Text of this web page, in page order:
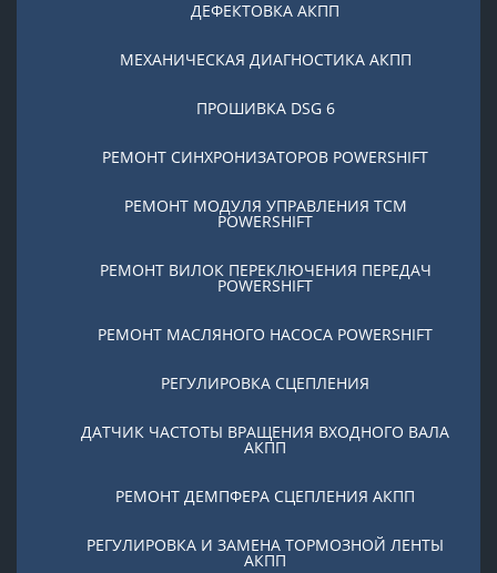
ДЕФЕКТОВКА АКПП
МЕХАНИЧЕСКАЯ ДИАГНОСТИКА АКПП
ПРОШИВКА DSG 6
РЕМОНТ СИНХРОНИЗАТОРОВ POWERSHIFT
РЕМОНТ МОДУЛЯ УПРАВЛЕНИЯ TCM
POWERSHIFT
РЕМОНТ ВИЛОК ПЕРЕКЛЮЧЕНИЯ ПЕРЕДАЧ
POWERSHIFT
РЕМОНТ МАСЛЯНОГО НАСОСА POWERSHIFT
РЕГУЛИРОВКА СЦЕПЛЕНИЯ
ДАТЧИК ЧАСТОТЫ ВРАЩЕНИЯ ВХОДНОГО ВАЛА
АКПП
РЕМОНТ ДЕМПФЕРА СЦЕПЛЕНИЯ АКПП
РЕГУЛИРОВКА И ЗАМЕНА ТОРМОЗНОЙ ЛЕНТЫ
АКПП